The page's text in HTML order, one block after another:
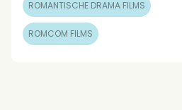
ROMANTISCHE DRAMA FILMS
ROMCOM FILMS